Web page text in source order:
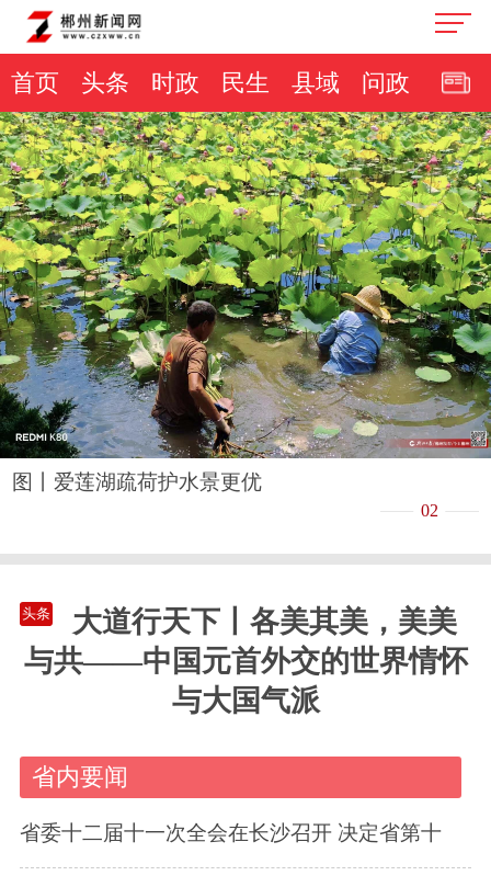
首页 头条 时政 民生 县域 问政
图丨爱莲湖疏荷护水景更优
02
头条
大道行天下丨各美其美，美美
与共——中国元首外交的世界情怀
与大国气派
省内要闻
省委十二届十一次全会在长沙召开 决定省第十